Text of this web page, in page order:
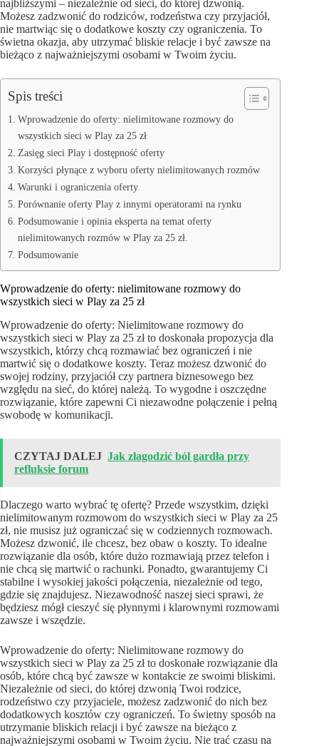
najbliższymi – niezależnie od sieci, do której dzwonią.
Możesz zadzwonić do rodziców, rodzeństwa czy przyjaciół,
nie martwiąc się o dodatkowe koszty czy ograniczenia. To
świetna okazja, aby utrzymać bliskie relacje i być zawsze na
bieżąco z najważniejszymi osobami w Twoim życiu.
Spis treści
Wprowadzenie do oferty: nielimitowane rozmowy do
wszystkich sieci w Play za 25 zł
Zasięg sieci Play i dostępność oferty
Korzyści płynące z wyboru oferty nielimitowanych rozmów
Warunki i ograniczenia oferty
Porównanie oferty Play z innymi operatorami na rynku
Podsumowanie i opinia eksperta na temat oferty
nielimitowanych rozmów w Play za 25 zł.
Podsumowanie
Wprowadzenie do oferty: nielimitowane rozmowy do
wszystkich sieci w Play za 25 zł
Wprowadzenie do oferty: Nielimitowane rozmowy do
wszystkich sieci w Play za 25 zł to doskonała propozycja dla
wszystkich, którzy chcą rozmawiać bez ograniczeń i nie
martwić się o dodatkowe koszty. Teraz możesz dzwonić do
swojej rodziny, przyjaciół czy partnera biznesowego bez
względu na sieć, do której należą. To wygodne i oszczędne
rozwiązanie, które zapewni Ci niezawodne połączenie i pełną
swobodę w komunikacji.
CZYTAJ DALEJ Jak złagodzić ból gardła przy
refluksie forum
Dlaczego warto wybrać tę ofertę? Przede wszystkim, dzięki
nielimitowanym rozmowom do wszystkich sieci w Play za 25
zł, nie musisz już ograniczać się w codziennych rozmowach.
Możesz dzwonić, ile chcesz, bez obaw o koszty. To idealne
rozwiązanie dla osób, które dużo rozmawiają przez telefon i
nie chcą się martwić o rachunki. Ponadto, gwarantujemy Ci
stabilne i wysokiej jakości połączenia, niezależnie od tego,
gdzie się znajdujesz. Niezawodność naszej sieci sprawi, że
będziesz mógł cieszyć się płynnymi i klarownymi rozmowami
zawsze i wszędzie.
Wprowadzenie do oferty: Nielimitowane rozmowy do
wszystkich sieci w Play za 25 zł to doskonałe rozwiązanie dla
osób, które chcą być zawsze w kontakcie ze swoimi bliskimi.
Niezależnie od sieci, do której dzwonią Twoi rodzice,
rodzeństwo czy przyjaciele, możesz zadzwonić do nich bez
dodatkowych kosztów czy ograniczeń. To świetny sposób na
utrzymanie bliskich relacji i być zawsze na bieżąco z
najważniejszymi osobami w Twoim życiu. Nie trać czasu na